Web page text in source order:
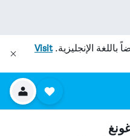
باللغة الإنجليزية.Visit